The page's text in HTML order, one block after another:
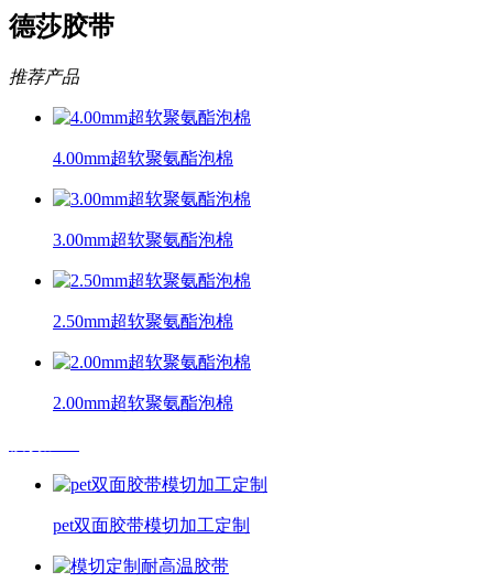
德莎胶带
推荐产品
4.00mm超软聚氨酯泡棉
3.00mm超软聚氨酯泡棉
2.50mm超软聚氨酯泡棉
2.00mm超软聚氨酯泡棉
pet双面胶带模切加工定制